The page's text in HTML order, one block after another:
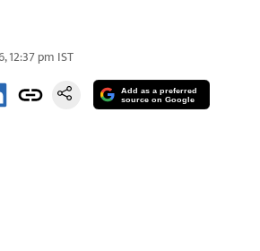
12:37 pm IST
Add as a preferred
source on Google